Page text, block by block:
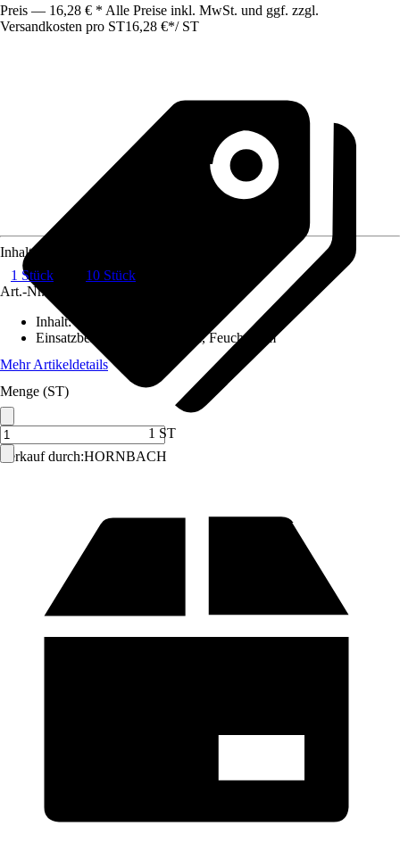
Preis — 16,28 € * Alle Preise inkl. MwSt. und ggf. zzgl.
Versandkosten pro ST16,28 €*/ ST
Verkauf durch:HORNBACH
Inhalt
1 Stück
10 Stück
Art.-Nr.
Inhalt:
Einsatzbereich
Außen, Innen, Feuchtraum
Mehr Artikeldetails
Menge (ST)
1 ST